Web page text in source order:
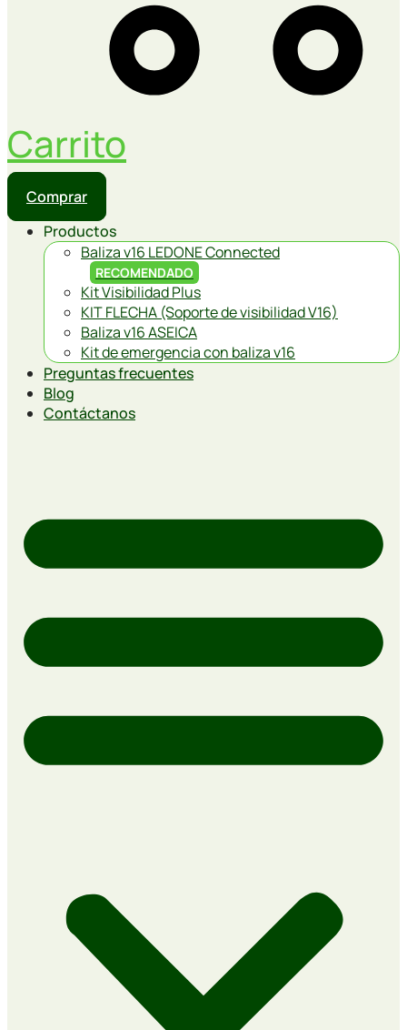
Carrito
Comprar
Productos
Baliza v16 LEDONE Connected
RECOMENDADO
Kit Visibilidad Plus
KIT FLECHA (Soporte de visibilidad V16)
Baliza v16 ASEICA
Kit de emergencia con baliza v16
Preguntas frecuentes
Blog
Contáctanos